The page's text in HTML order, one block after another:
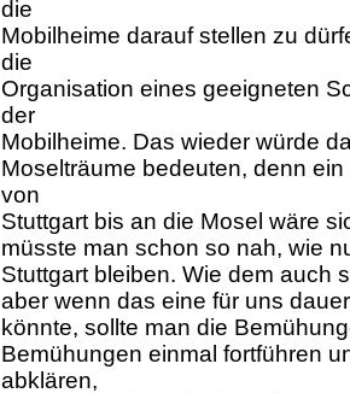
die
Mobilheime darauf stellen zu
die
Organisation eines geeigneten
der
Mobilheime. Das wieder würde
Moselträume bedeuten, denn
von
Stuttgart bis an die Mosel wäre
müsste man schon so nah, wie
Stuttgart bleiben. Wie dem auch
aber wenn das eine für uns
könnte, sollte man die
Bemühungen einmal fortführen
abklären,